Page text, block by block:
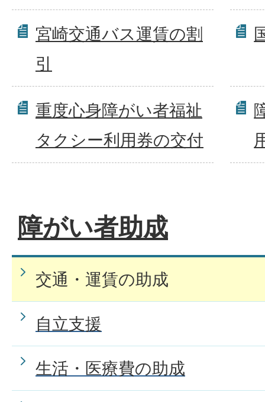
宮崎交通バス運賃の割
引
重度心身障がい者福祉
タクシー利用券の交付
障がい者助成
交通・運賃の助成
自立支援
生活・医療費の助成